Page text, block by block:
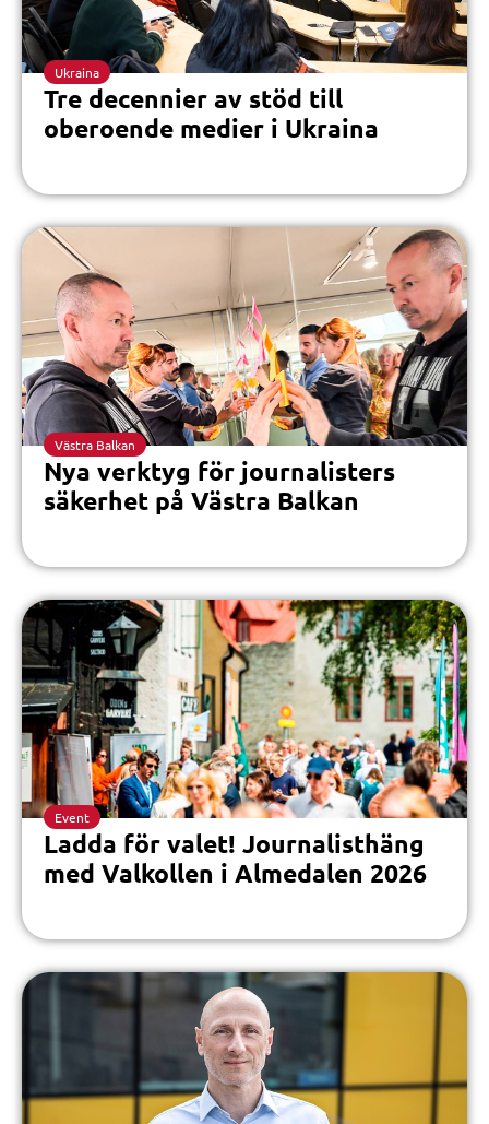
Ukraina
Tre decennier av stöd till
oberoende medier i Ukraina
Västra Balkan
Nya verktyg för journalisters
säkerhet på Västra Balkan
Event
Ladda för valet! Journalisthäng
med Valkollen i Almedalen 2026